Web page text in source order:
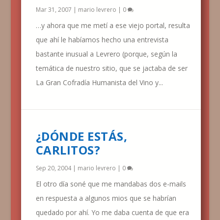
Mar 31, 2007 | mario levrero | 0
…y ahora que me metí a ese viejo portal, resulta
que ahí le habíamos hecho una entrevista
bastante inusual a Levrero (porque, según la
temática de nuestro sitio, que se jactaba de ser
La Gran Cofradía Humanista del Vino y...
¿DÓNDE ESTÁS,
CARLITOS?
Sep 20, 2004| mario levrero | 0
El otro día soné que me mandabas dos e-mails
en respuesta a algunos mios que se habrían
quedado por ahí. Yo me daba cuenta de que era